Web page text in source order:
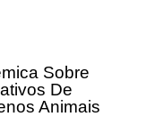
Sobre
De
Animais